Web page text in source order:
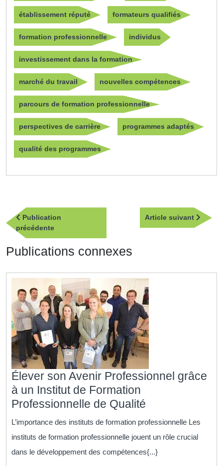
établissement réputé formateurs qualifiés
formation professionnelle individus
investissement dans la formation
marché du travail nouvelles compétences
parcours de formation professionnelle
perspectives de carrière programmes adaptés
qualité des programmes
Navigation
de
l’article
Publication
précédentePublication
précédente
Article suivant
Article
Publications connexes
Élever son Avenir Professionnel grâce
à un Institut de Formation
Professionnelle de Qualité
son
Avenir
grâce
L’importance des instituts de formation professionnelle Les
instituts de formation professionnelle jouent un rôle crucial
dans le développement des compétences{...}